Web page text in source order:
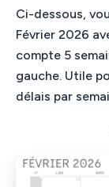
Ci-dessous,
Février 2026
compte 5
gauche. Utile
délais par